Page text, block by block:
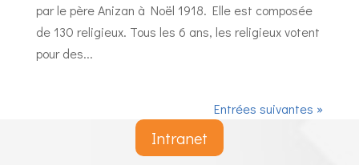
par le père Anizan à Noël 1918. Elle est composée
de 130 religieux. Tous les 6 ans, les religieux votent
pour des...
Entrées suivantes »
Intranet